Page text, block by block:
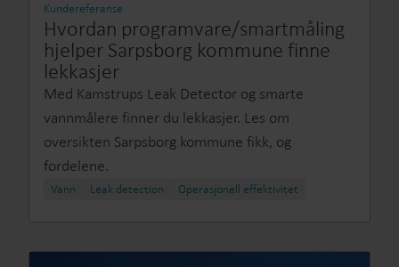
Kundereferanse
Hvordan programvare/smartmåling
hjelper Sarpsborg kommune finne
lekkasjer
Med Kamstrups Leak Detector og smarte
vannmålere finner du lekkasjer. Les om
oversikten Sarpsborg kommune fikk, og
fordelene.
Vann Leak detection Operasjonell effektivitet